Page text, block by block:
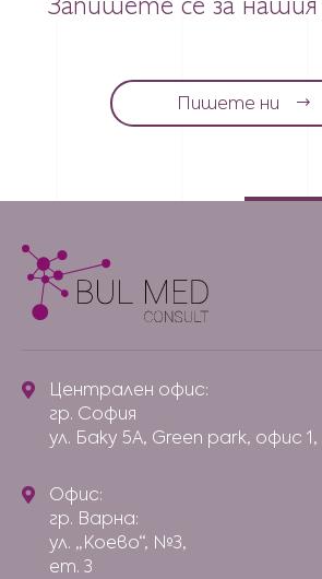
Запишете се за
Пишете ни
Централен офис:
гр. София
ул. Баку 5А, Green park, офис
Офис:
гр. Варна:
ул. „Коево“, №3,
ет. 3